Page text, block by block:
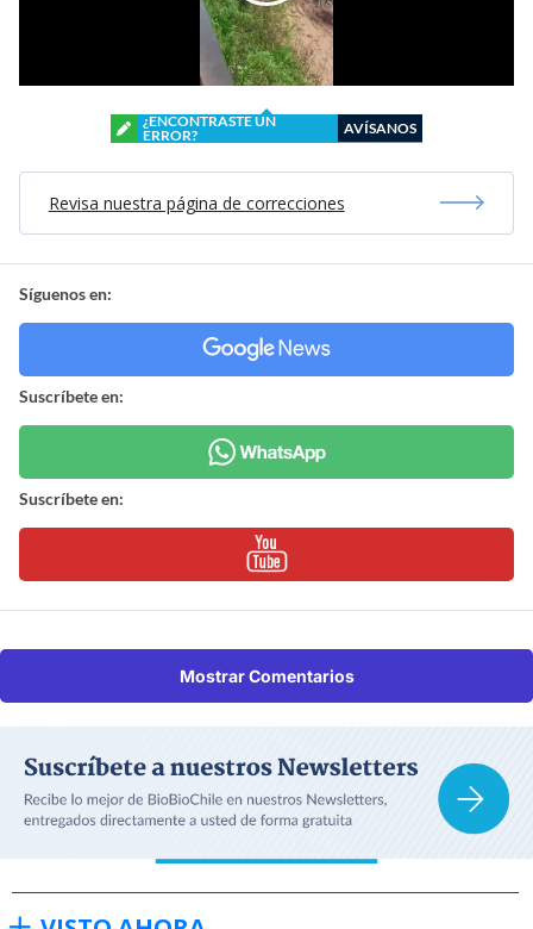
¿ENCONTRASTE UN
ERROR?
AVÍSANOS
Revisa nuestra página de correcciones
Síguenos en:
Suscríbete en:
Suscríbete en:
Mostrar Comentarios